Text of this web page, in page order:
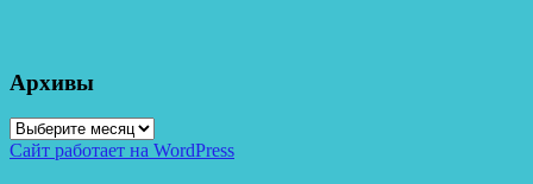
Архивы
Архивы
Сайт работает на WordPress